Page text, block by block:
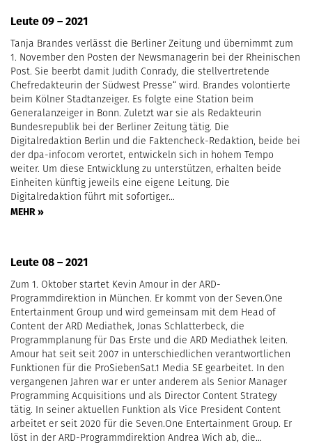
Leute 09 – 2021
Tanja Brandes verlässt die Berliner Zeitung und übernimmt zum
1. November den Posten der Newsmanagerin bei der Rheinischen
Post. Sie beerbt damit Judith Conrady, die stellvertretende
Chefredakteurin der Südwest Presse“ wird. Brandes volontierte
beim Kölner Stadtanzeiger. Es folgte eine Station beim
Generalanzeiger in Bonn. Zuletzt war sie als Redakteurin
Bundesrepublik bei der Berliner Zeitung tätig. Die
Digitalredaktion Berlin und die Faktencheck-Redaktion, beide bei
der dpa-infocom verortet, entwickeln sich in hohem Tempo
weiter. Um diese Entwicklung zu unterstützen, erhalten beide
Einheiten künftig jeweils eine eigene Leitung. Die
Digitalredaktion führt mit sofortiger…
MEHR »
Leute 08 – 2021
Zum 1. Oktober startet Kevin Amour in der ARD-
Programmdirektion in München. Er kommt von der Seven.One
Entertainment Group und wird gemeinsam mit dem Head of
Content der ARD Mediathek, Jonas Schlatterbeck, die
Programmplanung für Das Erste und die ARD Mediathek leiten.
Amour hat seit seit 2007 in unterschiedlichen verantwortlichen
Funktionen für die ProSiebenSat.1 Media SE gearbeitet. In den
vergangenen Jahren war er unter anderem als Senior Manager
Programming Acquisitions und als Director Content Strategy
tätig. In seiner aktuellen Funktion als Vice President Content
arbeitet er seit 2020 für die Seven.One Entertainment Group. Er
löst in der ARD-Programmdirektion Andrea Wich ab, die…